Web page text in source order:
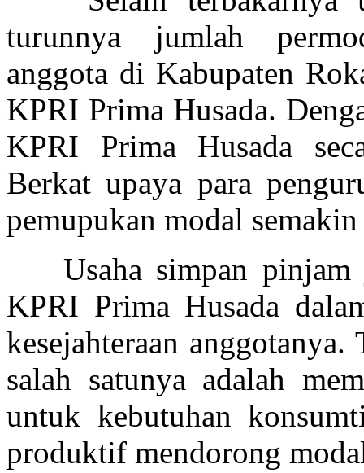
turunnya jumlah
anggota di Kabupaten
KPRI Prima Husada.
KPRI Prima Husada
Berkat upaya para
pemupukan modal
Usaha simpan
KPRI Prima Husada
kesejahteraan anggotanya.
salah satunya adalah
untuk kebutuhan
produktif mendorong